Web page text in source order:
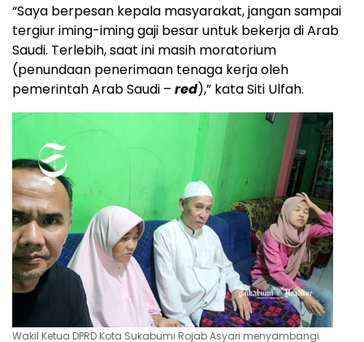
“Saya berpesan kepala masyarakat, jangan sampai
tergiur iming-iming gaji besar untuk bekerja di Arab
Saudi. Terlebih, saat ini masih moratorium
(penundaan penerimaan tenaga kerja oleh
pemerintah Arab Saudi – red),” kata Siti Ulfah.
Wakil Ketua DPRD Kota Sukabumi Rojab Asyari menyambangi